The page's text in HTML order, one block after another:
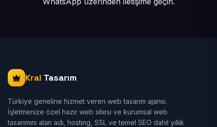
Kral Tasarım
Türkiye geneline hizmet veren web tasarım ajansı.
İşletmenize özel hazır web sitesi ve kurumsal web
tasarımını alan adı, hosting, SSL ve temel SEO dahil yıllık